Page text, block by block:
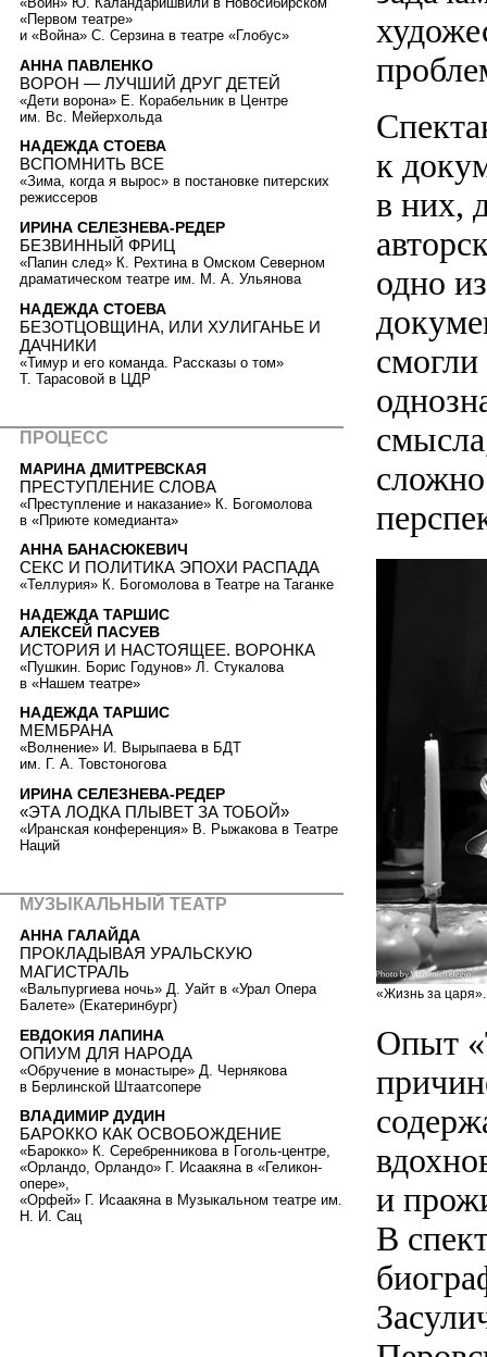
к
в них,
одно
«Жизнь за
Опыт
и
В
«Первом театре»
и «Война» С. Серзина в театре «Глобус»
АННА ПАВЛЕНКО
ВОРОН — ЛУЧШИЙ ДРУГ ДЕТЕЙ
«Дети ворона» Е. Корабельник в Центре
им. Вс. Мейерхольда
НАДЕЖДА СТОЕВА
ВСПОМНИТЬ ВСЕ
«Зима, когда я вырос» в постановке питерских
режиссеров
ИРИНА СЕЛЕЗНЕВА-РЕДЕР
БЕЗВИННЫЙ ФРИЦ
«Папин след» К. Рехтина в Омском Северном
драматическом театре им. М. А. Ульянова
НАДЕЖДА СТОЕВА
БЕЗОТЦОВЩИНА, ИЛИ ХУЛИГАНЬЕ И
ДАЧНИКИ
«Тимур и его команда. Рассказы о том»
Т. Тарасовой в ЦДР
ПРОЦЕСС
МАРИНА ДМИТРЕВСКАЯ
ПРЕСТУПЛЕНИЕ СЛОВА
«Преступление и наказание» К. Богомолова
в «Приюте комедианта»
АННА БАНАСЮКЕВИЧ
СЕКС И ПОЛИТИКА ЭПОХИ РАСПАДА
«Теллурия» К. Богомолова в Театре на Таганке
НАДЕЖДА ТАРШИС
АЛЕКСЕЙ ПАСУЕВ
ИСТОРИЯ И НАСТОЯЩЕЕ. ВОРОНКА
«Пушкин. Борис Годунов» Л. Стукалова
в «Нашем театре»
НАДЕЖДА ТАРШИС
МЕМБРАНА
«Волнение» И. Вырыпаева в БДТ
им. Г. А. Товстоногова
ИРИНА СЕЛЕЗНЕВА-РЕДЕР
«ЭТА ЛОДКА ПЛЫВЕТ ЗА ТОБОЙ»
«Иранская конференция» В. Рыжакова в Театре
Наций
МУЗЫКАЛЬНЫЙ ТЕАТР
АННА ГАЛАЙДА
ПРОКЛАДЫВАЯ УРАЛЬСКУЮ
МАГИСТРАЛЬ
«Вальпургиева ночь» Д. Уайт в «Урал Опера
Балете» (Екатеринбург)
ЕВДОКИЯ ЛАПИНА
ОПИУМ ДЛЯ НАРОДА
«Обручение в монастыре» Д. Чернякова
в Берлинской Штаатсопере
ВЛАДИМИР ДУДИН
БАРОККО КАК ОСВОБОЖДЕНИЕ
«Барокко» К. Серебренникова в Гоголь-центре,
«Орландо, Орландо» Г. Исаакяна в «Геликон-
опере»,
«Орфей» Г. Исаакяна в Музыкальном театре им.
Н. И. Сац